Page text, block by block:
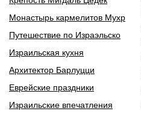
Монастырь кармелитов Мухр
Путешествие по Израэльско
Израильская кухня
Архитектор Барлуцци
Еврейские праздники
Израильские впечатления